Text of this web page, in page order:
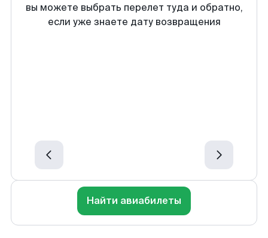
вы можете выбрать перелет туда и обратно,
если уже знаете дату возвращения
Найти авиабилеты